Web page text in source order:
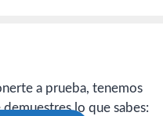
a prueba, tenemos
lo que sabes: